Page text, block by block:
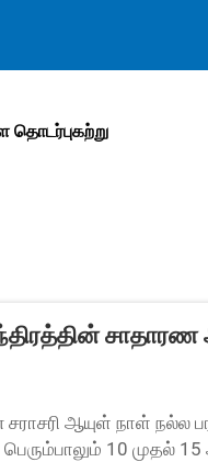
ஆயுள் நாள் நல்ல
10 முதல்